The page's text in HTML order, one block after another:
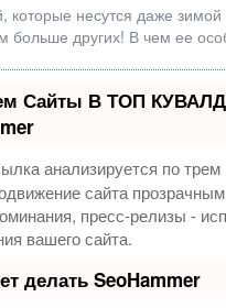
которые несутся даже
больше других! В чем ее
Сайты В ТОП
анализируется по
сайта
пресс-релизы -
вашего сайта.
делать SeoHammer